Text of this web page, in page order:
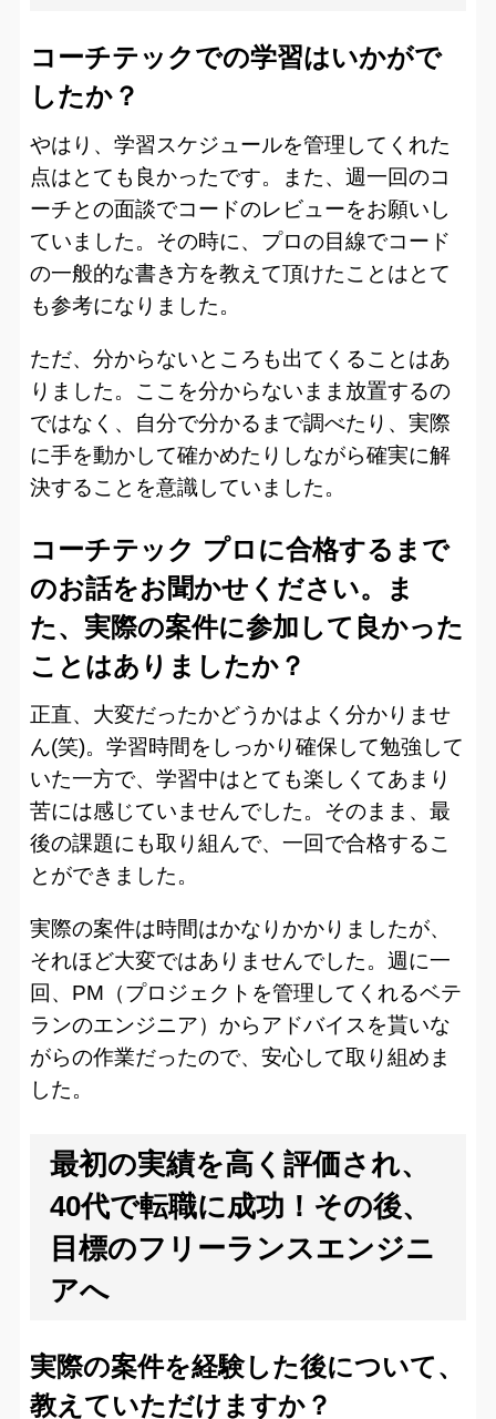
コーチテックでの学習はいかがで
したか？
やはり、学習スケジュールを管理してくれた
点はとても良かったです。また、週一回のコ
ーチとの面談でコードのレビューをお願いし
ていました。その時に、プロの目線でコード
の一般的な書き方を教えて頂けたことはとて
も参考になりました。
ただ、分からないところも出てくることはあ
りました。ここを分からないまま放置するの
ではなく、自分で分かるまで調べたり、実際
に手を動かして確かめたりしながら確実に解
決することを意識していました。
コーチテック プロに合格するまで
のお話をお聞かせください。ま
た、実際の案件に参加して良かった
ことはありましたか？
正直、大変だったかどうかはよく分かりませ
ん(笑)。学習時間をしっかり確保して勉強して
いた一方で、学習中はとても楽しくてあまり
苦には感じていませんでした。そのまま、最
後の課題にも取り組んで、一回で合格するこ
とができました。
実際の案件は時間はかなりかかりましたが、
それほど大変ではありませんでした。週に一
回、PM（プロジェクトを管理してくれるベテ
ランのエンジニア）からアドバイスを貰いな
がらの作業だったので、安心して取り組めま
した。
最初の実績を高く評価され、
40代で転職に成功！その後、
目標のフリーランスエンジニ
アへ
実際の案件を経験した後について、
教えていただけますか？